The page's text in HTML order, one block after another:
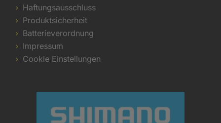
Haftungsausschluss
Produktsicherheit
Batterieverordnung
Impressum
Cookie Einstellungen